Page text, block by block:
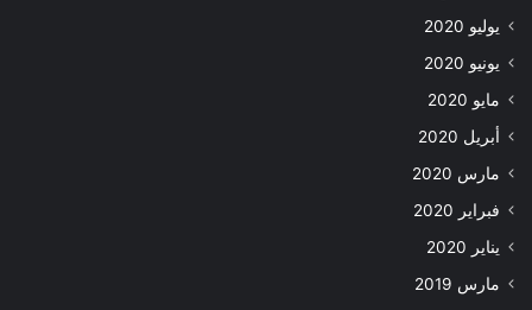
يوليو 2020
يونيو 2020
مايو 2020
أبريل 2020
مارس 2020
فبراير 2020
يناير 2020
مارس 2019